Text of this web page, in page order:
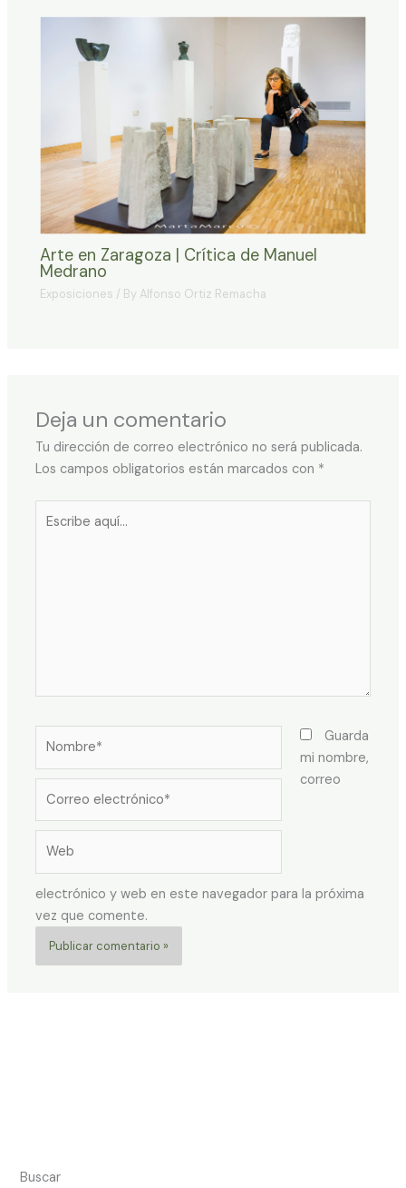
Arte en Zaragoza | Crítica de Manuel
Medrano
Exposiciones / By Alfonso Ortiz Remacha
Deja un comentario
Tu dirección de correo electrónico no será publicada.
Los campos obligatorios están marcados con *
aquí...
electrónico*
Guarda
mi nombre,
correo
electrónico y web en este navegador para la próxima
vez que comente.
Buscar